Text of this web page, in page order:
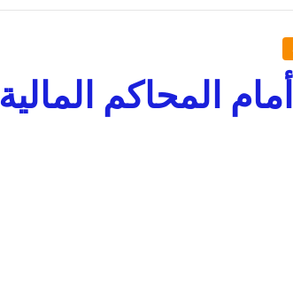
المحاكم المالية